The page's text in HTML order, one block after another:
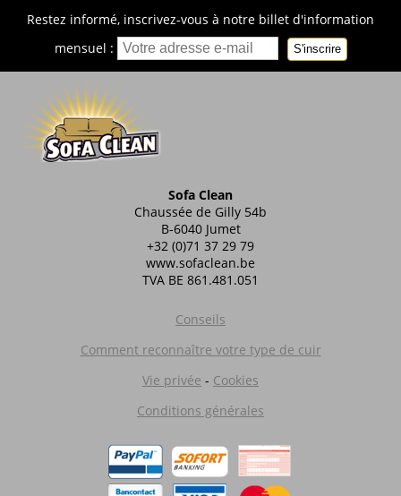
Restez informé, inscrivez-vous à notre billet d'information
mensuel :
S'inscrire
Sofa Clean
Chaussée de Gilly 54b
B-6040 Jumet
+32 (0)71 37 29 79
www.sofaclean.be
TVA BE 861.481.051
Conseils
Comment reconnaître votre type de cuir
Vie privée - Cookies
Conditions générales